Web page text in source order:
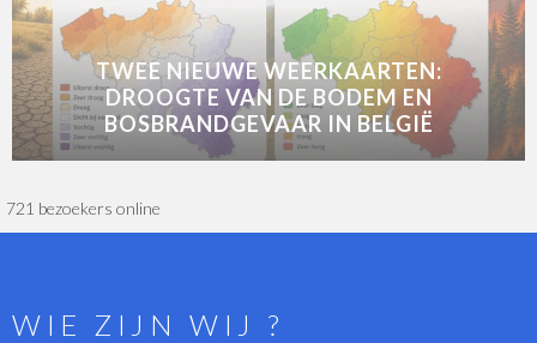
TWEE NIEUWE WEERKAARTEN:
DROOGTE VAN DE BODEM EN
BOSBRANDGEVAAR IN BELGIË
721 bezoekers online
WIE ZIJN WIJ ?